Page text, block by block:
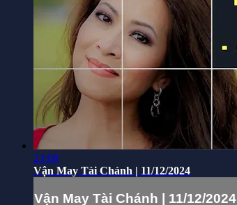
23:08
Vận May Tài Chánh | 11/12/2024
Vận May Tài Chánh | 11/12/2024